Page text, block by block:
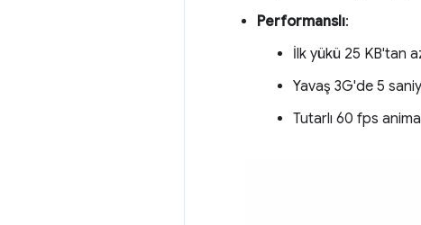
Performanslı:
İlk yükü 25 KB'tan
Yavaş 3G'de 5
Tutarlı 60 fps